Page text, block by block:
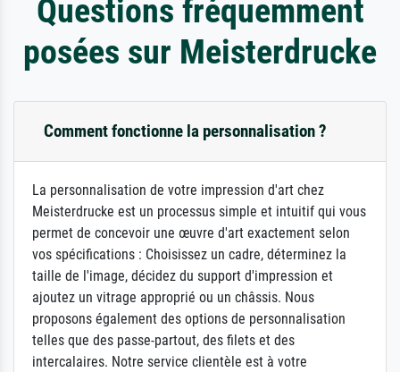
Questions fréquemment
posées sur Meisterdrucke
Comment fonctionne la personnalisation ?
La personnalisation de votre impression d'art chez
Meisterdrucke est un processus simple et intuitif qui vous
permet de concevoir une œuvre d'art exactement selon
vos spécifications : Choisissez un cadre, déterminez la
taille de l'image, décidez du support d'impression et
ajoutez un vitrage approprié ou un châssis. Nous
proposons également des options de personnalisation
telles que des passe-partout, des filets et des
intercalaires. Notre service clientèle est à votre